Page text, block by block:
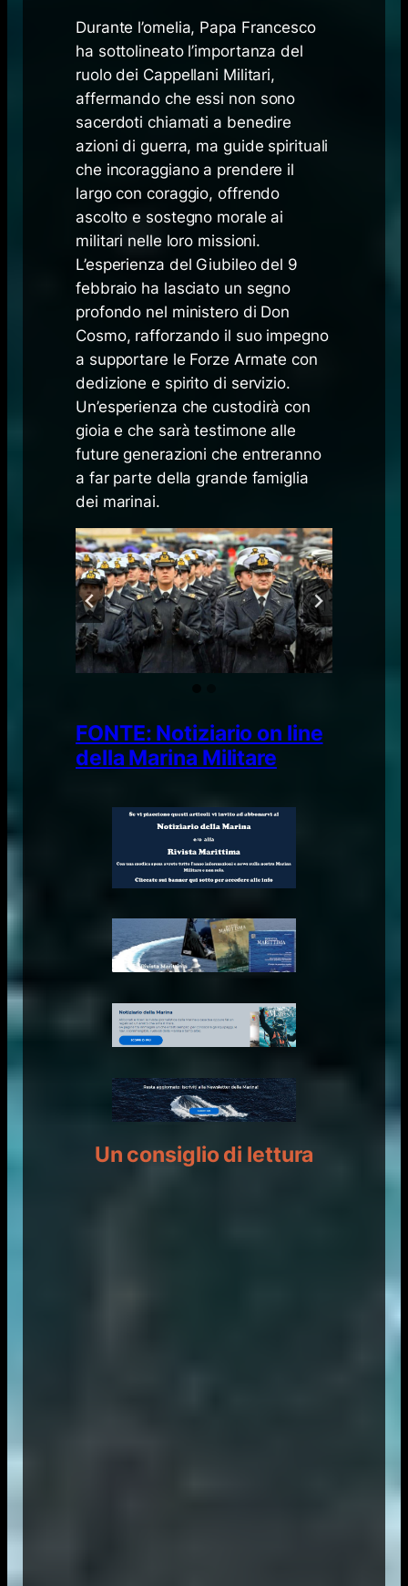
Durante l’omelia, Papa Francesco
ha sottolineato l’importanza del
ruolo dei Cappellani Militari,
affermando che essi non sono
sacerdoti chiamati a benedire
azioni di guerra, ma guide spirituali
che incoraggiano a prendere il
largo con coraggio, offrendo
ascolto e sostegno morale ai
militari nelle loro missioni.
L’esperienza del Giubileo del 9
febbraio ha lasciato un segno
profondo nel ministero di Don
Cosmo, rafforzando il suo impegno
a supportare le Forze Armate con
dedizione e spirito di servizio.
Un’esperienza che custodirà con
gioia e che sarà testimone alle
future generazioni che entreranno
a far parte della grande famiglia
dei marinai.
FONTE: Notiziario on line
della Marina Militare
Un consiglio di lettura